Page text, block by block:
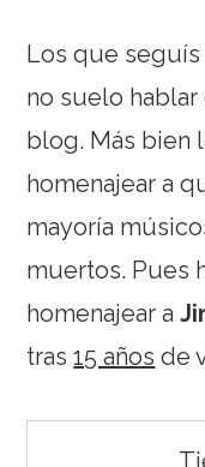
Los que seguís
no suelo
blog. Más bien
homenajear a
mayoría
muertos. Pues
homenajear a
tras15 años de